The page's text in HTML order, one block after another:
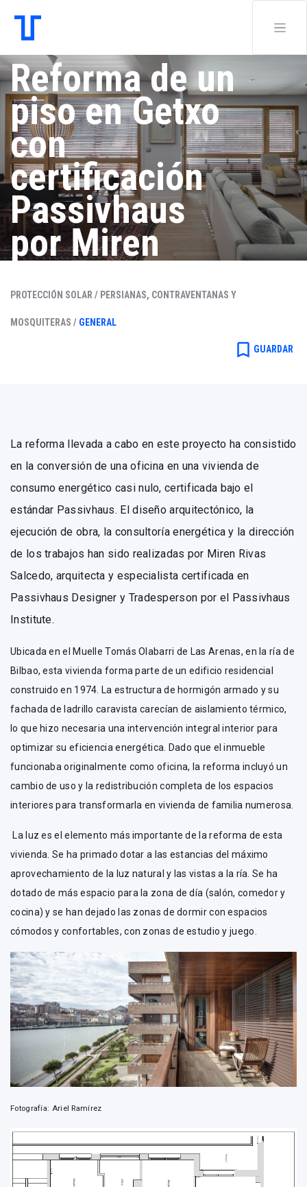
Reforma de un
piso en Getxo
con
certificación
Passivhaus
por Miren
Rivas Salcedo
GRIESSER PERSIANAS Y
PROTECCIÓN SOLAR / PERSIANAS, CONTRAVENTANAS Y
MOSQUITERAS / GENERAL
bookmark_border GUARDAR
La reforma llevada a cabo en este proyecto ha consistido
en la conversión de una oficina en una vivienda de
consumo energético casi nulo, certificada bajo el
estándar Passivhaus. El diseño arquitectónico, la
ejecución de obra, la consultoría energética y la dirección
de los trabajos han sido realizadas por Miren Rivas
Salcedo, arquitecta y especialista certificada en
Passivhaus Designer y Tradesperson por el Passivhaus
Institute.
Ubicada en el Muelle Tomás Olabarri de Las Arenas, en la ría de
Bilbao, esta vivienda forma parte de un edificio residencial
construido en 1974. La estructura de hormigón armado y su
fachada de ladrillo caravista carecían de aislamiento térmico,
lo que hizo necesaria una intervención integral interior para
optimizar su eficiencia energética. Dado que el inmueble
funcionaba originalmente como oficina, la reforma incluyó un
cambio de uso y la redistribución completa de los espacios
interiores para transformarla en vivienda de familia numerosa.
La luz es el elemento más importante de la reforma de esta
vivienda. Se ha primado dotar a las estancias del máximo
aprovechamiento de la luz natural y las vistas a la ría. Se ha
dotado de más espacio para la zona de día (salón, comedor y
cocina) y se han dejado las zonas de dormir con espacios
cómodos y confortables, con zonas de estudio y juego.
Fotografía: Ariel Ramírez